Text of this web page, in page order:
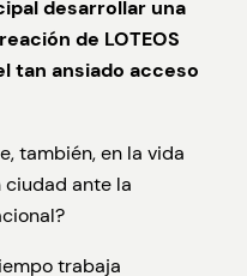
desarrollar una
de LOTEOS
tan ansiado acceso
también, en la vida
ante la
trabaja